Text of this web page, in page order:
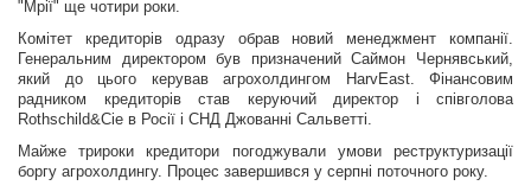
"Мрії" ще чотири роки.
Комітет кредиторів одразу обрав новий менеджмент компанії.
Генеральним директором був призначений Саймон Чернявський,
який до цього керував агрохолдингом HarvEast. Фінансовим
радником кредиторів став керуючий директор і співголова
Rothschild&Cie в Росії і СНД Джованні Сальветті.
Майже трироки кредитори погоджували умови реструктуризації
боргу агрохолдингу. Процес завершився у серпні поточного року.